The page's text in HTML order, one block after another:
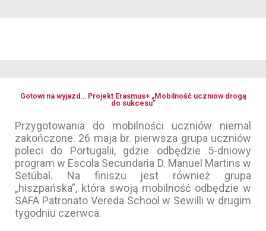
Gotowi na wyjazd… Projekt Erasmus+ „Mobilność uczniów drogą
do sukcesu”
Przygotowania do mobilności uczniów niemal
zakończone. 26 maja br. pierwsza grupa uczniów
poleci do Portugalii, gdzie odbędzie 5-dniowy
program w Escola Secundaria D. Manuel Martins w
Setúbal. Na finiszu jest również grupa
„hiszpańska”, która swoją mobilność odbędzie w
SAFA Patronato Vereda School w Sewilli w drugim
tygodniu czerwca.